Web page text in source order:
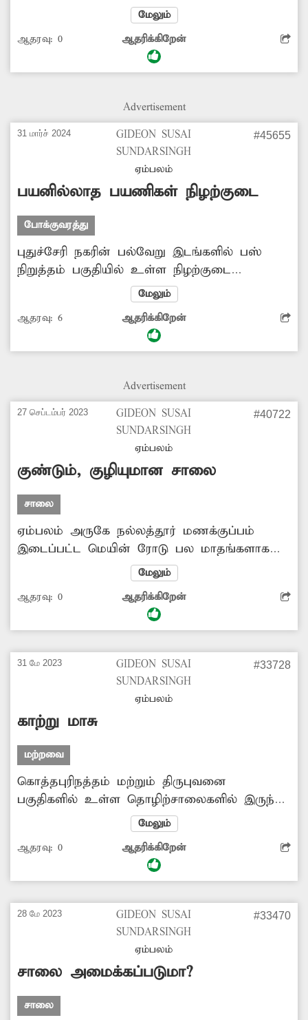
பாதையில் மழைநீர் தேங்கியுள்ளது. இதனால்
சாலையில் உள்ள பள்ளங்கள் தெரியாமல்
வாகன ஓட்டிகள் விபத்தில் சிக்குகின்றனர்.
எனவே விபத்தை தடுக்க சாலையில்
சீரமைக்க நடவடிக்கை எடுக்க வேண்டும்.
மேலும்
ஆதரவு: 0 ஆதரிக்கிறேன்
Advertisement
31 மார்ச் 2024
GIDEON SUSAI
SUNDARSINGH
ஏம்பலம்
#45655
பயனில்லாத பயணிகள் நிழற்குடை
போக்குவரத்து
புதுச்சேரி நகரின் பல்வேறு இடங்களில் பஸ்
நிறுத்தம் பகுதியில் உள்ள நிழற்குடை
சேதமடைந்துபோய் உள்ளது. ஆனால் பல
இடங்களில் பஸ் நிறுத்தம் இல்லாத பகுதியில்
நிழற்குடை உள்ளது. இவை பயன்று போய்
இருக்கிறது. தேவையான இடங்களில் நிகழ்குடை
மேலும்
ஆதரவு: 6 ஆதரிக்கிறேன்
Advertisement
27 செப்டம்பர் 2023
GIDEON SUSAI
SUNDARSINGH
ஏம்பலம்
#40722
குண்டும், குழியுமான சாலை
சாலை
ஏம்பலம் அருகே நல்லத்தூர் மணக்குப்பம்
இடைப்பட்ட மெயின் ரோடு பல மாதங்களாக
சீரமைக்கப்படாமல் உள்ளது. குண்டும்,
குழியுமாக காணப்படும் இந்த சாலையை
சரிசெய்யவேண்டும்.
மேலும்
ஆதரவு: 0 ஆதரிக்கிறேன்
31 மே 2023
GIDEON SUSAI
SUNDARSINGH
ஏம்பலம்
#33728
காற்று மாசு
மற்றவை
கொத்தபுரிநத்தம் மற்றும் திருபுவனை
பகுதிகளில் உள்ள தொழிற்சாலைகளில் இருந்து
வெளிவரும் வாயுவால் காற்று மாசுபாடு
ஏற்படுகிறது. இதனால் பொதுமக்கள் பலரும்
சுவாசிக்க சிரமப்படுகின்றனர். இதற்கு
சம்பந்தபட்ட துறை சார்ந்த அதிகாரிகள்
மேலும்
ஆதரவு: 0 ஆதரிக்கிறேன்
28 மே 2023
GIDEON SUSAI
SUNDARSINGH
ஏம்பலம்
#33470
சாலை அமைக்கப்படுமா?
சாலை